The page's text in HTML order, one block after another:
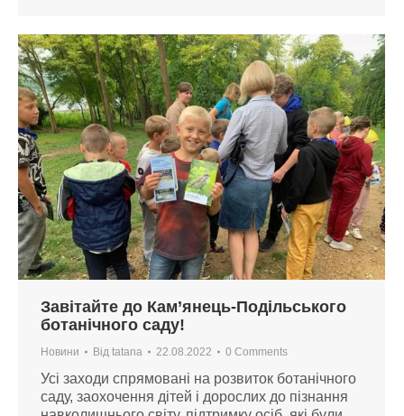
Завітайте до Кам’янець-Подільського
ботанічного саду!
Новини Від tatana 22.08.2022 0 Comments
Усі заходи спрямовані на розвиток ботанічного
саду, заохочення дітей і дорослих до пізнання